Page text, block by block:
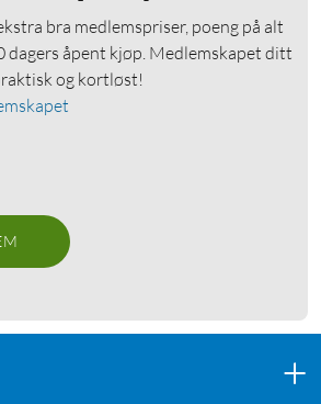
bra medlemspriser, poeng på alt
dagers åpent kjøp. Medlemskapet ditt
og kortløst!